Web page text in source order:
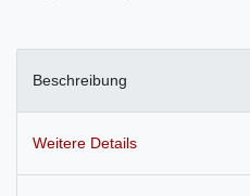
Beschreibung
Weitere Details